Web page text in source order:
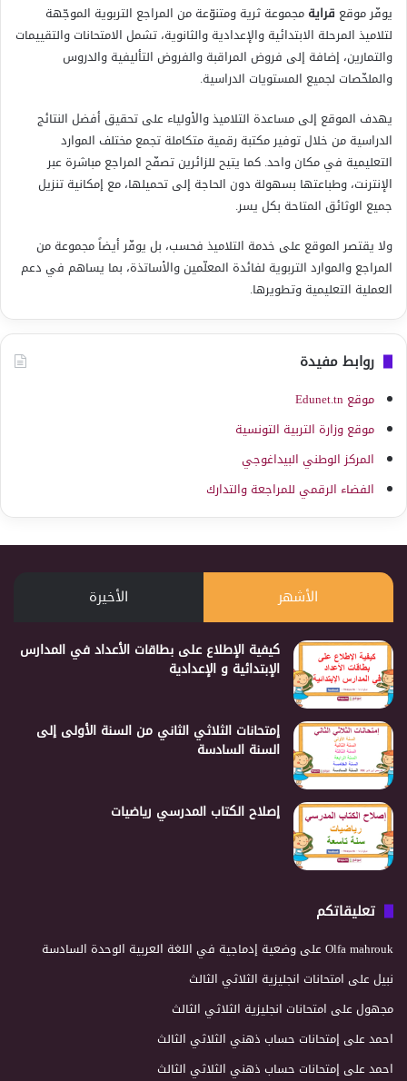
يوفّر موقع قرايةمجموعة ثرية ومتنوّعة من المراجع التربوية الموجّهة
لتلاميذ المرحلة الابتدائية والإعدادية والثانوية، تشمل الامتحانات والتقييمات
والتمارين، إضافة إلى فروض المراقبة والفروض التأليفية والدروس
والملخّصات لجميع المستويات الدراسية.
يهدف الموقع إلى مساعدة التلاميذ والأولياء على تحقيق أفضل النتائج
الدراسية من خلال توفير مكتبة رقمية متكاملة تجمع مختلف الموارد
التعليمية في مكان واحد. كما يتيح للزائرين تصفّح المراجع مباشرة عبر
الإنترنت، وطباعتها بسهولة دون الحاجة إلى تحميلها، مع إمكانية تنزيل
جميع الوثائق المتاحة بكل يسر.
ولا يقتصر الموقع على خدمة التلاميذ فحسب، بل يوفّر أيضاً مجموعة من
المراجع والموارد التربوية لفائدة المعلّمين والأساتذة، بما يساهم في دعم
العملية التعليمية وتطويرها.
روابط مفيدة
موقع Edunet.tn
موقع وزارة التربية التونسية
المركز الوطني البيداغوجي
الفضاء الرقمي للمراجعة والتدارك
الأشهر الأخيرة
كيفية الإطلاع على بطاقات الأعداد في المدارس
الإبتدائية و الإعدادية
إمتحانات الثلاثي الثاني من السنة الأولى إلى
السنة السادسة
إصلاح الكتاب المدرسي رياضيات
تعليقاتكم
Olfa mahroukعلى وضعية إدماجية في اللغة العربية الوحدة السادسة
نبيلعلى امتحانات انجليزية الثلاثي الثالث
مجهولعلى امتحانات انجليزية الثلاثي الثالث
احمدعلى إمتحانات حساب ذهني الثلاثي الثالث
احمدعلى إمتحانات حساب ذهني الثلاثي الثالث